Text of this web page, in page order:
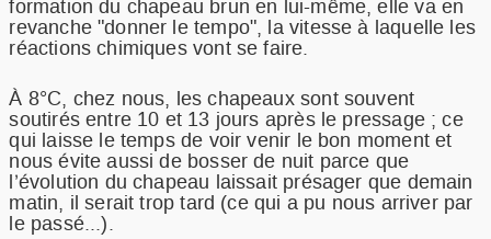
formation du chapeau brun en lui-même, elle va en
revanche "donner le tempo", la vitesse à laquelle les
réactions chimiques vont se faire.
À 8°C, chez nous, les chapeaux sont souvent
soutirés entre 10 et 13 jours après le pressage ; ce
qui laisse le temps de voir venir le bon moment et
nous évite aussi de bosser de nuit parce que
l’évolution du chapeau laissait présager que demain
matin, il serait trop tard (ce qui a pu nous arriver par
le passé...).